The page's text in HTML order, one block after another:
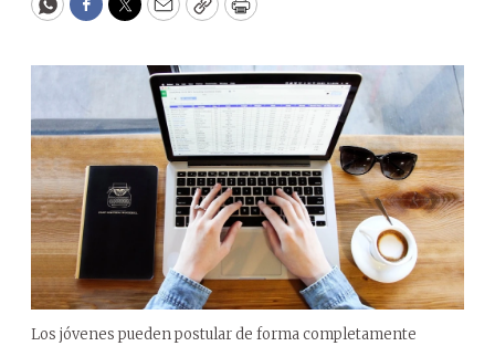
WhatsApp
Facebook
Twitter
EmailCopyPrint
Los jóvenes pueden postular de forma completamente